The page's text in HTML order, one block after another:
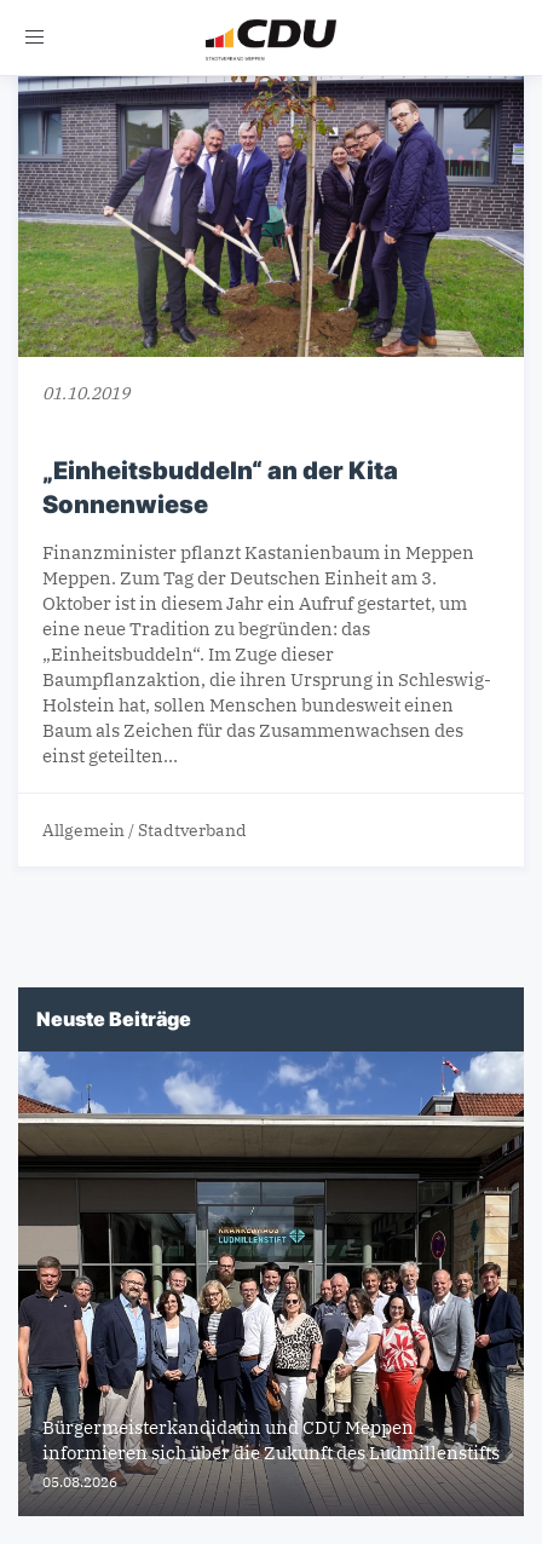
Toggle
01.10.2019
„Einheitsbuddeln“ an der Kita
Sonnenwiese
Finanzminister pflanzt Kastanienbaum in Meppen
Meppen. Zum Tag der Deutschen Einheit am 3.
Oktober ist in diesem Jahr ein Aufruf gestartet, um
eine neue Tradition zu begründen: das
„Einheitsbuddeln“. Im Zuge dieser
Baumpflanzaktion, die ihren Ursprung in Schleswig-
Holstein hat, sollen Menschen bundesweit einen
Baum als Zeichen für das Zusammenwachsen des
einst geteilten…
Allgemein /Stadtverband
Neuste Beiträge
Bürgermeisterkandidatin und CDU Meppen
informieren sich über die Zukunft des Ludmillenstifts
05.08.2026